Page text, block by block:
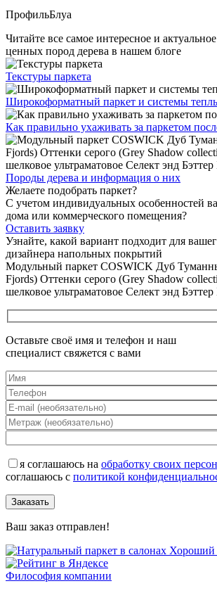
ПрофильБлуа
Читайте все самое интересное и актуальное
ценных пород дерева в нашем блоге
Текстуры паркета
Широкоформатный паркет и системы
Как правильно ухаживать за паркетом
Породы дерева и информация о них
Желаете подобрать паркет?
С учетом индивидуальных особенностей
дома или коммерческого помещения?
Оставить заявку
Узнайте, какой вариант подходит для
дизайнера напольных покрытий
Модульный паркет COSWICK Дуб
Fjords) Оттенки серого (Grеy Shadow
шелковое ультраматовое Селект энд
Оставьте своё имя и телефон и наш
специалист свяжется с вами
я соглашаюсь на обработку своих
соглашаюсь с политикой
Заказать
Ваш заказ отправлен!
Философия компании